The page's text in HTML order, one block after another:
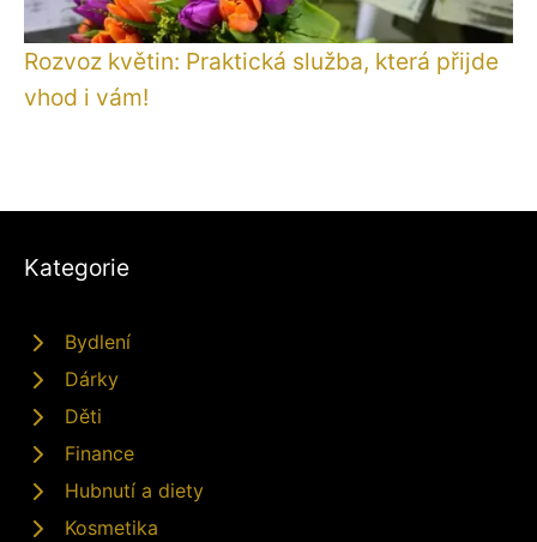
Rozvoz květin: Praktická služba, která přijde
vhod i vám!
Kategorie
Bydlení
Dárky
Děti
Finance
Hubnutí a diety
Kosmetika